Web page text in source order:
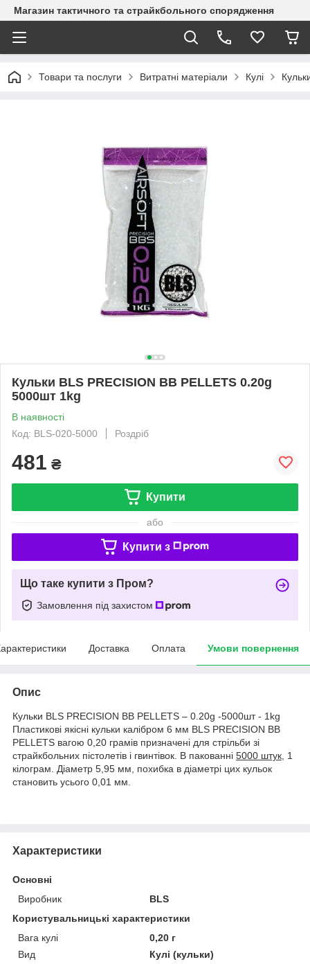
Магазин тактичного та страйкбольного спорядження
Товари та послуги Витратні матеріали Кулі
Кульки BLS PRECISION BB PELLETS 0.20g
5000шт 1kg
В наявності
Код: BLS-020-5000
Роздріб
481 ₴
Купити
або
Купити з
Що таке купити з Пром?
Замовлення під захистом
Доставка Оплата Умови повернення
Опис
Кульки BLS PRECISION BB PELLETS – 0.20g -5000шт - 1kg
Пластикові якісні кульки калібром 6 мм BLS PRECISION BB
PELLETS вагою 0,20 грамів призначені для стрільби зі
страйкбольних пістолетів і гвинтівок. В пакованні 5000 штук , 1
кілограм. Діаметр 5,95 мм, похибка в діаметрі цих кульок
становить усього 0,01 мм.
Характеристики
Основні
Виробник
BLS
Користувальницькі характеристики
Вага кулі
0,20 г
Вид
Кулі (кульки)